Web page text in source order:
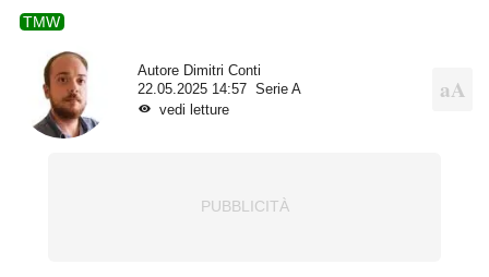
TMW
Autore Dimitri Conti
22.05.2025 14:57
Serie A
vedi letture